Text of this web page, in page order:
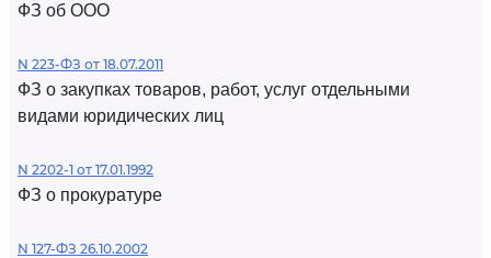
ФЗ об ООО
N 223-ФЗ от 18.07.2011
ФЗ о закупках товаров, работ, услуг отдельными
видами юридических лиц
N 2202-1 от 17.01.1992
ФЗ о прокуратуре
N 127-ФЗ 26.10.2002